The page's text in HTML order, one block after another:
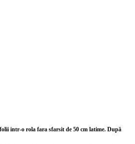
intr-o rola fara sfarsit de 50 cm latime. După